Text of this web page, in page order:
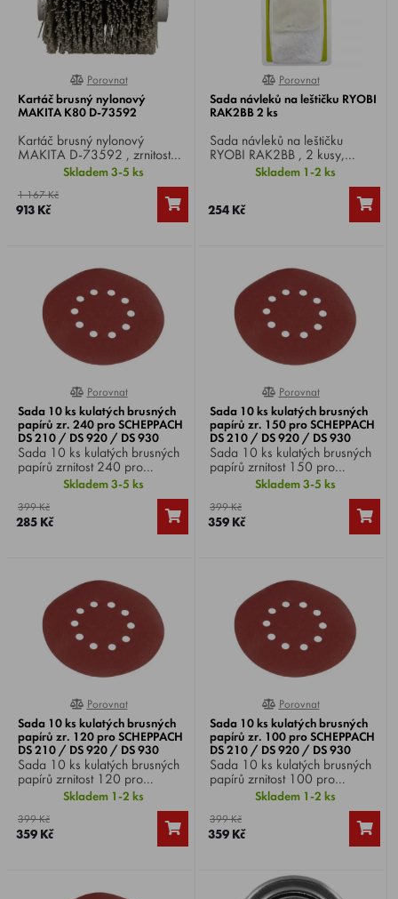
0%
Porovnat
Kartáč brusný nylonový
MAKITA K80 D-73592
Kartáč brusný nylonový
MAKITA D-73592 , zrnitost
80, pro kartáčovou brusku
MAKITA 9741.
Skladem 3-5 ks
1 167 Kč
913 Kč
0%
Porovnat
Sada návleků na leštičku RYOBI
RAK2BB 2 ks
Sada návleků na leštičku
RYOBI RAK2BB , 2 kusy,
vhodné pro model R18B-0.
Skladem 1-2 ks
254 Kč
0%
Porovnat
Sada 10 ks kulatých brusných
papírů zr. 240 pro SCHEPPACH
DS 210 / DS 920 / DS 930
Sada 10 ks kulatých brusných
papírů zrnitost 240 pro
SCHEPPACH DS 210 / DS
920 / DS 930 .
Skladem 3-5 ks
399 Kč
285 Kč
0%
Porovnat
Sada 10 ks kulatých brusných
papírů zr. 150 pro SCHEPPACH
DS 210 / DS 920 / DS 930
Sada 10 ks kulatých brusných
papírů zrnitost 150 pro
SCHEPPACH DS 210 / DS
920 / DS 930 .
Skladem 3-5 ks
399 Kč
359 Kč
0%
Porovnat
Sada 10 ks kulatých brusných
papírů zr. 120 pro SCHEPPACH
DS 210 / DS 920 / DS 930
Sada 10 ks kulatých brusných
papírů zrnitost 120 pro
SCHEPPACH DS 210 / DS
920 / DS 930 .
Skladem 1-2 ks
399 Kč
359 Kč
0%
Porovnat
Sada 10 ks kulatých brusných
papírů zr. 100 pro SCHEPPACH
DS 210 / DS 920 / DS 930
Sada 10 ks kulatých brusných
papírů zrnitost 100 pro
SCHEPPACH DS 210 / DS
920 / DS 930 .
Skladem 1-2 ks
399 Kč
359 Kč